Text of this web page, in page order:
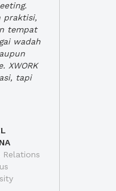
praktisi,
tempat
wadah
XWORK
tapi
Relations